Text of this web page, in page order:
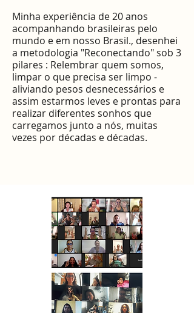
Minha experiência de 20 anos
acompanhando brasileiras pelo
mundo e em nosso Brasil., desenhei
a metodologia "Reconectando" sob 3
pilares : Relembrar quem somos,
limpar o que precisa ser limpo -
aliviando pesos desnecessários e
assim estarmos leves e prontas para
realizar diferentes sonhos que
carregamos junto a nós, muitas
vezes por décadas e décadas.